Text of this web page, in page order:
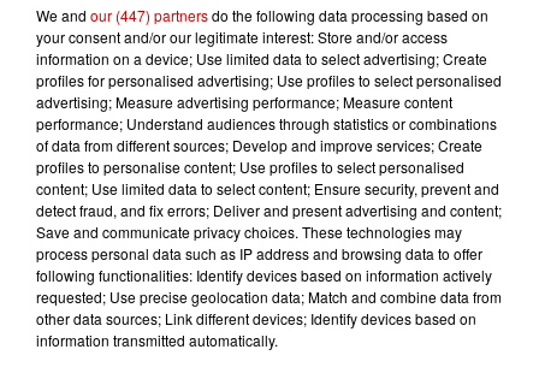
entre une voiture et un minibus
5 août 2026
Violences conjugales : le chef
Jean Imbert (Top Chef) rattrapé
par...
5 août 2026
"Attention au démarchage
abusif" : la préfecture de la
We and our (447) partnersdo the following data processing based on
your consent and/or our legitimate interest: Store and/or access
information on a device; Use limited data to select advertising; Create
profiles for personalised advertising; Use profiles to select personalised
advertising; Measure advertising performance; Measure content
performance; Understand audiences through statistics or combinations
of data from different sources; Develop and improve services; Create
profiles to personalise content; Use profiles to select personalised
content; Use limited data to select content; Ensure security, prevent and
detect fraud, and fix errors; Deliver and present advertising and content;
Save and communicate privacy choices. These technologies may
process personal data such as IP address and browsing data to offer
following functionalities: Identify devices based on information actively
requested; Use precise geolocation data; Match and combine data from
other data sources; Link different devices; Identify devices based on
information transmitted automatically.